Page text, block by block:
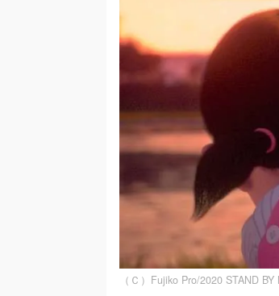
（Ｃ）Fujiko Pro/2020 STAND